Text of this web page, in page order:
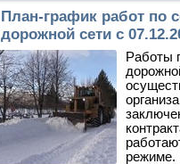
План-график работ по
дорожной сети с
Работы
режиме.